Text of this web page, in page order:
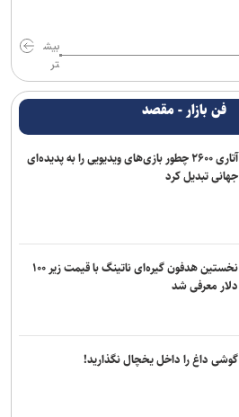
بیش
تر
فن بازار - مقصد
آتاری ۲۶۰۰ چطور بازی‌های ویدیویی را به پدیده‌ای
جهانی تبدیل کرد
نخستین هدفون گیره‌ای ناتینگ با قیمت زیر ۱۰۰
دلار معرفی شد
گوشی داغ را داخل یخچال نگذارید!